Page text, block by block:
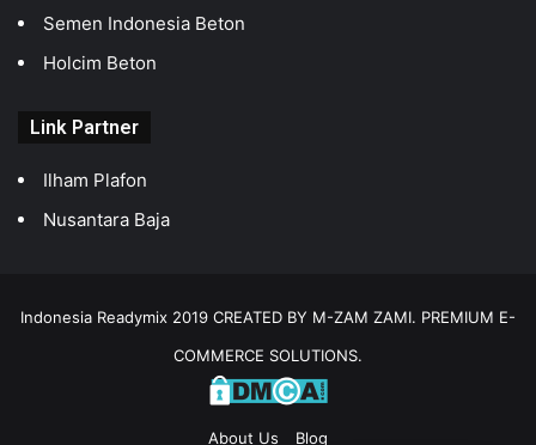
Semen Indonesia Beton
Holcim Beton
Link Partner
Ilham Plafon
Nusantara Baja
Indonesia Readymix 2019 CREATED BY M-ZAM ZAMI. PREMIUM E-
COMMERCE SOLUTIONS.
About Us Blog